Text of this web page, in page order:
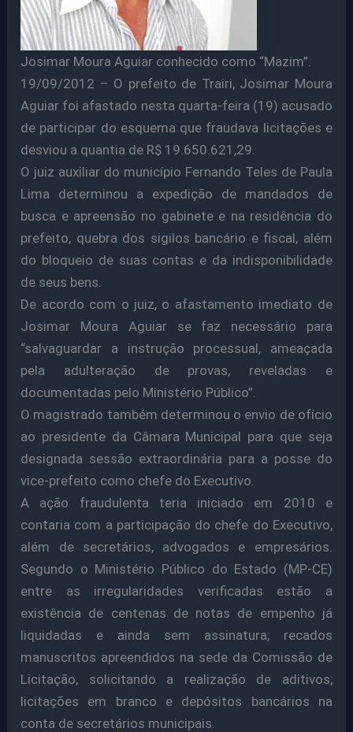
Josimar Moura Aguiar conhecido como “Mazim”.
19/09/2012 – O prefeito de Trairi, Josimar Moura
Aguiar foi afastado nesta quarta-feira (19) acusado
de participar do esquema que fraudava licitações e
desviou a quantia de R$ 19.650.621,29.
O juiz auxiliar do município Fernando Teles de Paula
Lima determinou a expedição de mandados de
busca e apreensão no gabinete e na residência do
prefeito, quebra dos sigilos bancário e fiscal, além
do bloqueio de suas contas e da indisponibilidade
de seus bens.
De acordo com o juiz, o afastamento imediato de
Josimar Moura Aguiar se faz necessário para
“salvaguardar a instrução processual, ameaçada
pela adulteração de provas, reveladas e
documentadas pelo Ministério Público”.
O magistrado também determinou o envio de ofício
ao presidente da Câmara Municipal para que seja
designada sessão extraordinária para a posse do
vice-prefeito como chefe do Executivo.
A ação fraudulenta teria iniciado em 2010 e
contaria com a participação do chefe do Executivo,
além de secretários, advogados e empresários.
Segundo o Ministério Público do Estado (MP-CE)
entre as irregularidades verificadas estão a
existência de centenas de notas de empenho já
liquidadas e ainda sem assinatura; recados
manuscritos apreendidos na sede da Comissão de
Licitação, solicitando a realização de aditivos;
licitações em branco e depósitos bancários na
conta de secretários municipais.